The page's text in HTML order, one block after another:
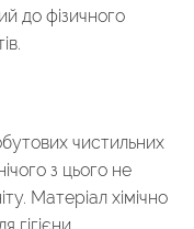
до фізичного
чистильних
з цього не
Матеріал хімічно